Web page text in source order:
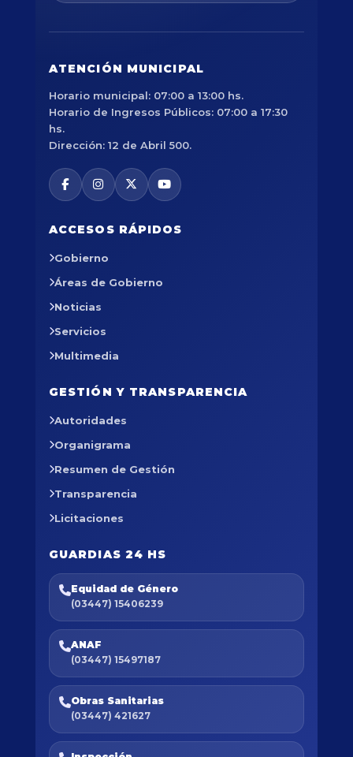
ATENCIÓN MUNICIPAL
Horario municipal: 07:00 a 13:00 hs.
Horario de Ingresos Públicos: 07:00 a 17:30
hs.
Dirección: 12 de Abril 500.
ACCESOS RÁPIDOS
Gobierno
Áreas de Gobierno
Noticias
Servicios
Multimedia
GESTIÓN Y TRANSPARENCIA
Autoridades
Organigrama
Resumen de Gestión
Transparencia
Licitaciones
GUARDIAS 24 HS
Equidad de Género
(03447) 15406239
ANAF
(03447) 15497187
Obras Sanitarias
(03447) 421627